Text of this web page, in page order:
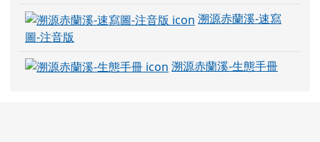
溯源赤蘭溪-速寫
圖-注音版
溯源赤蘭溪-生態手冊